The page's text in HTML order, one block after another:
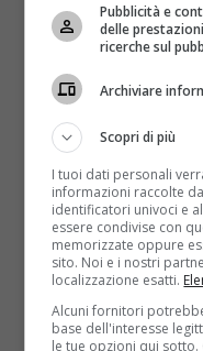
crescere i figli ha
che le donne non
sono tante ragioni
mamma, ma io mi
“Non sono mai
lo sono ancora. Il
ancora fatica a
mi piace essere
in questo ruolo“.
“Se potessi tornare
stessa che cosa
che non li avrei avuti.
solo una
Pubblicità e
delle
ricerche sul
Archiviare
Scopri di più
I tuoi dati personali
informazioni raccolte
identificatori univoci e
essere condivise con
memorizzate oppure
sito. Noi e i nostri
localizzazione esatti.
Alcuni fornitori
base dell'interesse
le tue opzioni qui sotto.